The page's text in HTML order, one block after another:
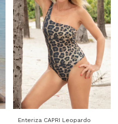
Enteriza CAPRI Leopardo